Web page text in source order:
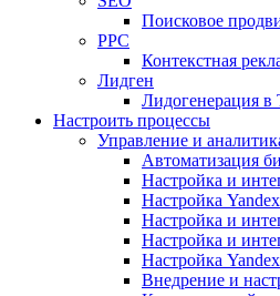
Поисковое
PPC
Контекстная
Лидген
Лидогенерация в
Настроить процессы
Управление и
Автоматизация
Настройка и
Настройка
Настройка и
Настройка и
Настройка
Внедрение и